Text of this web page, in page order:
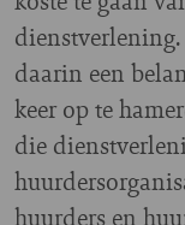
daarin een
keer op te
die
huurders en